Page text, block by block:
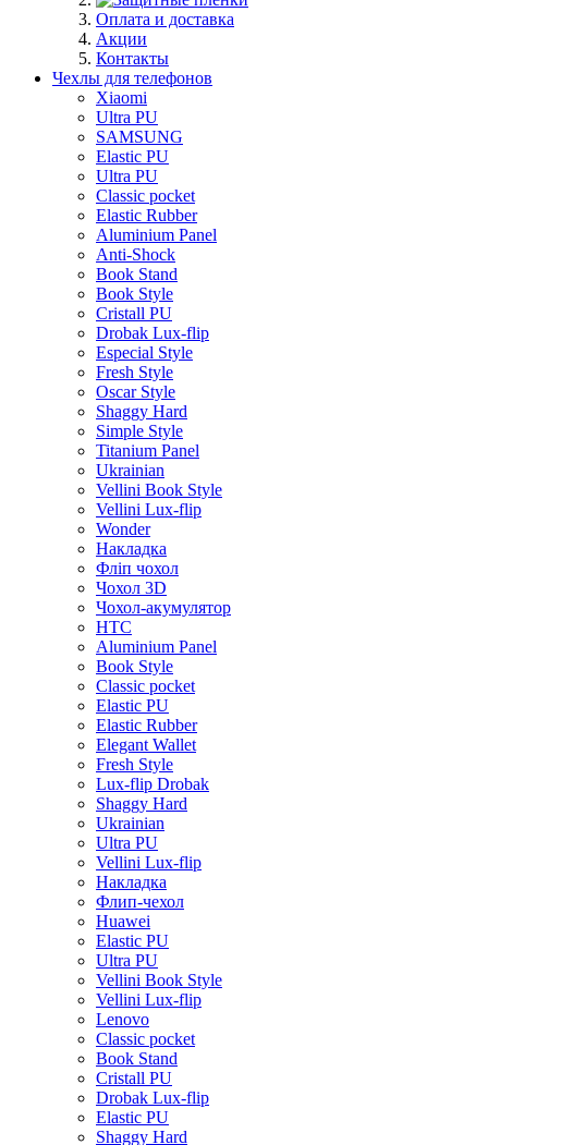
Оплата и доставка
Акции
Контакты
Чехлы для телефонов
Xiaomi
Ultra PU
SAMSUNG
Elastic PU
Ultra PU
Classic pocket
Elastic Rubber
Aluminium Panel
Anti-Shock
Book Stand
Book Style
Cristall PU
Drobak Lux-flip
Especial Style
Fresh Style
Oscar Style
Shaggy Hard
Simple Style
Titanium Panel
Ukrainian
Vellini Book Style
Vellini Lux-flip
Wonder
Накладка
Фліп чохол
Чохол 3D
Чохол-акумулятор
HTC
Aluminium Panel
Book Style
Classic pocket
Elastic PU
Elastic Rubber
Elegant Wallet
Fresh Style
Lux-flip Drobak
Shaggy Hard
Ukrainian
Ultra PU
Vellini Lux-flip
Накладка
Флип-чехол
Huawei
Elastic PU
Ultra PU
Vellini Book Style
Vellini Lux-flip
Lenovo
Classic pocket
Book Stand
Cristall PU
Drobak Lux-flip
Elastic PU
Shaggy Hard